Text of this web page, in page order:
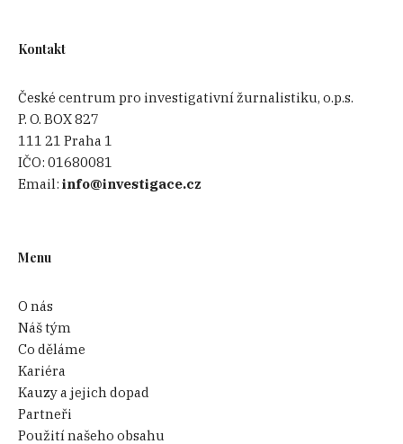
Kontakt
České centrum pro investigativní žurnalistiku, o.p.s.
P. O. BOX 827
111 21 Praha 1
IČO:01680081
Email:info@investigace.cz
Menu
O nás
Náš tým
Co děláme
Kariéra
Kauzy a jejich dopad
Partneři
Použití našeho obsahu